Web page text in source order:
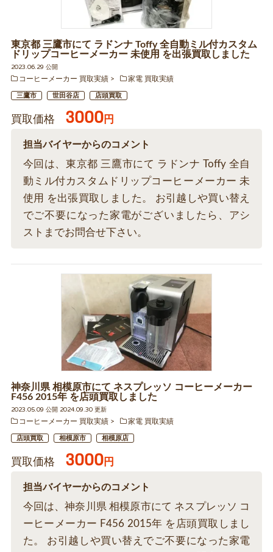
東京都 三鷹市にて ラドンナ Toffy 全自動ミル付カスタム
ドリップコーヒーメーカー 未使用 を出張買取しました
2023.06.29 公開
コーヒーメーカー 買取実績
家電 買取実績
三鷹市 世田谷店 店頭買取
買取価格 3000円
担当バイヤーからのコメント
今回は、東京都 三鷹市にて ラドンナ Toffy 全自
動ミル付カスタムドリップコーヒーメーカー 未
使用 を出張買取しました。 お引越しや買い替え
でご不要になった家電がございましたら、アシ
ストまでお問合せ下さい。
神奈川県 相模原市にて ネスプレッソ コーヒーメーカー
F456 2015年 を店頭買取しました
2023.05.09 公開 2024.09.30 更新
コーヒーメーカー 買取実績
家電 買取実績
店頭買取 相模原市 相模原店
買取価格 3000円
担当バイヤーからのコメント
今回は、神奈川県 相模原市にて ネスプレッソ コ
ーヒーメーカー F456 2015年 を店頭買取しまし
た。 お引越しや買い替えでご不要になった家電